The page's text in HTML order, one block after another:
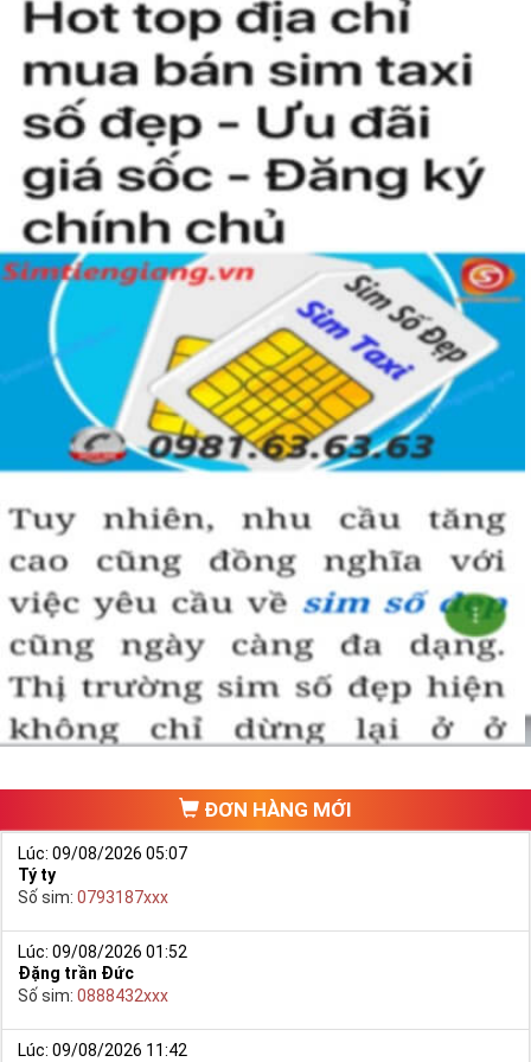
chỉ luôn gặp những may mắn và thành công mà nó còn giúp thể
hiện “Đẳng Cấp” của người chơi sim. Không phải ai cũng có đủ điều
kiện để sở hữu một sim tứ quý 2 này, bởi vậy chỉ cần nhìn vào
người khác cũng sẽ biết được vị trí của bạn trong xã hội là như thế
nào rồi?
Hướng dẫn mua Sim Tứ Quý 2 tại
Simtiengiang.vn.
Sim Tiền Giang là đơn vị cung cấp
Tứ Quý, sim giá rẻ uy
tín chất lượng.
Chọn mua sim số đẹp thường mất nhiều thời gian ở khoản lựa số,
một số phải vừa đẹp, vừa tốt về phong thủy thì mới là sim hoàn
hảo. Vậy phải làm sao?
- Cách nhanh nhất để chọn mua được Sim Tứ Quý 2 là bạn vào
trang chủ của Sim Tiền Giang, chọn mục “
Sim giảm giá
“ ở ngay đầu
trang chủ. Đây là danh sách sim được đại lý giảm giá vì một số lý
Ngoài ra quý khách chưa ưng ý về Sim Tứ Quý 2 có cũng thể tham
khảo thêm Sim Vinaphone,Sim Gmobile, Sim Tứ Quý Giữa
ĐƠN HÀNG MỚI
Lúc: 09/08/2026 05:07
Tý ty
Số sim: 0793187xxx
Lúc: 09/08/2026 01:52
Đặng trần Đức
Số sim: 0888432xxx
Lúc: 09/08/2026 11:42